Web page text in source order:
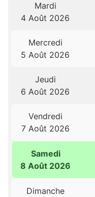
Mardi
4 Août 2026
Mercredi
5 Août 2026
Jeudi
6 Août 2026
Vendredi
7 Août 2026
Samedi
8 Août 2026
Dimanche